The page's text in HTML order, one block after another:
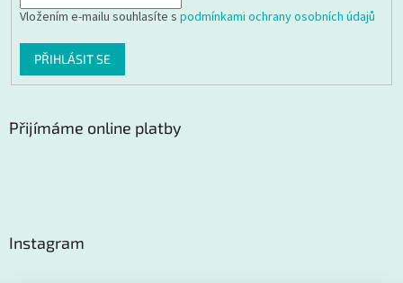
Vložením e-mailu souhlasíte s podmínkami ochrany osobních údajů
PŘIHLÁSIT SE
Přijímáme online platby
Instagram